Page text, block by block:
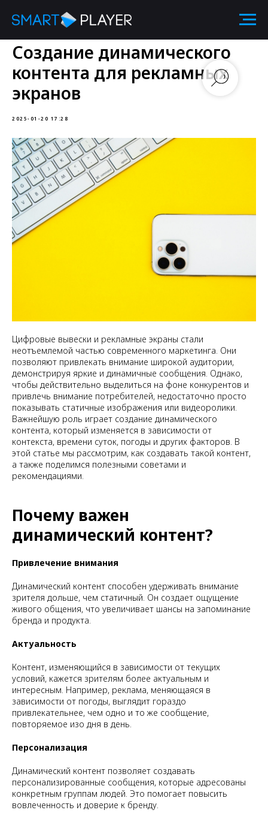
Создание динамического
контента для рекламных
экранов
2025-01-20 17:28
Цифровые вывески и рекламные экраны стали
неотъемлемой частью современного маркетинга. Они
позволяют привлекать внимание широкой аудитории,
демонстрируя яркие и динамичные сообщения. Однако,
чтобы действительно выделиться на фоне конкурентов и
привлечь внимание потребителей, недостаточно просто
показывать статичные изображения или видеоролики.
Важнейшую роль играет создание динамического
контента, который изменяется в зависимости от
контекста, времени суток, погоды и других факторов. В
этой статье мы рассмотрим, как создавать такой контент,
а также поделимся полезными советами и
рекомендациями.
Почему важен
динамический контент?
Привлечение внимания
Динамический контент способен удерживать внимание
зрителя дольше, чем статичный. Он создает ощущение
живого общения, что увеличивает шансы на запоминание
бренда и продукта.
Актуальность
Контент, изменяющийся в зависимости от текущих
условий, кажется зрителям более актуальным и
интересным. Например, реклама, меняющаяся в
зависимости от погоды, выглядит гораздо
привлекательнее, чем одно и то же сообщение,
повторяемое изо дня в день.
Персонализация
Динамический контент позволяет создавать
персонализированные сообщения, которые адресованы
конкретным группам людей. Это помогает повысить
вовлеченность и доверие к бренду.